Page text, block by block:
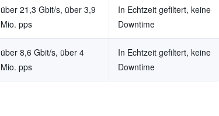
über 21,3 Gbit/s, über 3,9
Mio. pps
In Echtzeit gefiltert, keine
Downtime
über 8,6 Gbit/s, über 4
Mio. pps
In Echtzeit gefiltert, keine
Downtime